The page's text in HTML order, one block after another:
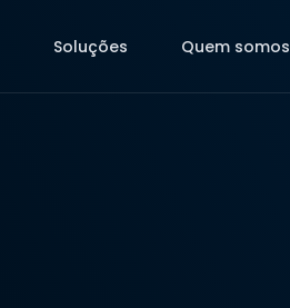
Soluções Quem somos